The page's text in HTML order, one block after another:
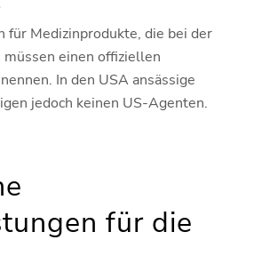
für Medizinprodukte, die bei der
einen offiziellen
In den USA ansässige
jedoch keinen US-Agenten.
für die